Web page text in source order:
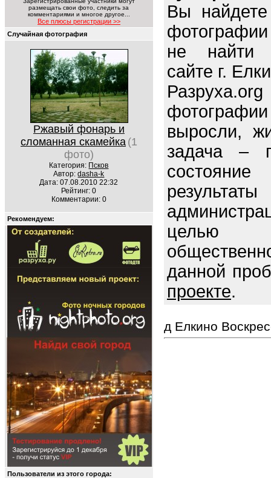
размещать свои фото, следить за
комментариями и многое другое...
Все плюсы регистрации >>
Случайная фотография
Ржавый фонарь и
сломанная скамейка (1
фото)
Категория: Псков
Автор:dasha-k
Дата: 07.08.2010 22:32
Рейтинг: 0
Комментарии: 0
Рекомендуем:
Пользователи из этого города:
Вы
не найти
сайте г.
выросли,
задача –
состояние
целью
данной
проекте.
д Елкино